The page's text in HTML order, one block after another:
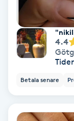
IPL
Japansk massage
4.4
Betala senare